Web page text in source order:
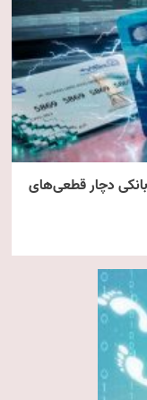
دچار قطعی‌های